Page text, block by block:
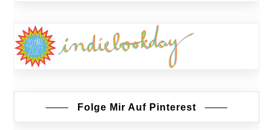
Folge Mir Auf Pinterest